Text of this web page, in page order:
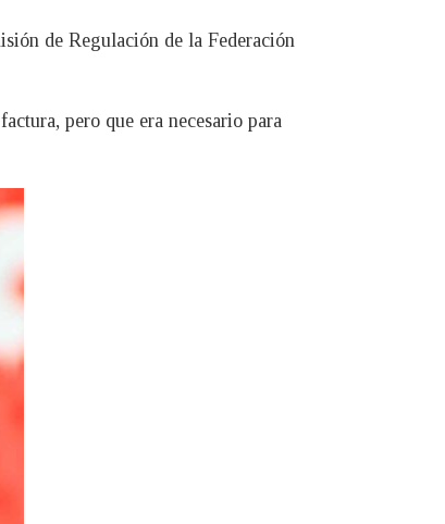
de Regulación de la Federación
pero que era necesario para